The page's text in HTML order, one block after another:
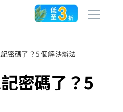
密碼了？5 個解決辦法
密碼了？5